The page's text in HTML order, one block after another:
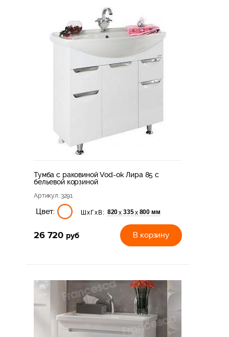
Тумба с раковиной Vod-ok Лира 85 с
бельевой корзиной
Артикул: 3291
Цвет: ШхГхВ: 820х 335х 800 мм
26 720 руб В корзину